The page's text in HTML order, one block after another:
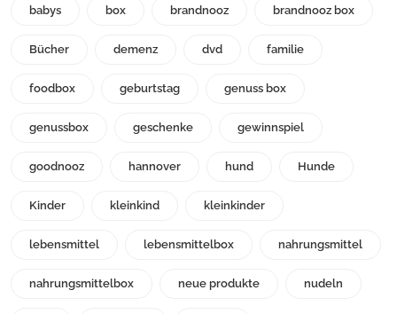
babys box brandnooz brandnooz box
Bücher demenz dvd familie
foodbox geburtstag genuss box
genussbox geschenke gewinnspiel
goodnooz hannover hund Hunde
Kinder kleinkind kleinkinder
lebensmittel lebensmittelbox nahrungsmittel
nahrungsmittelbox neue produkte nudeln